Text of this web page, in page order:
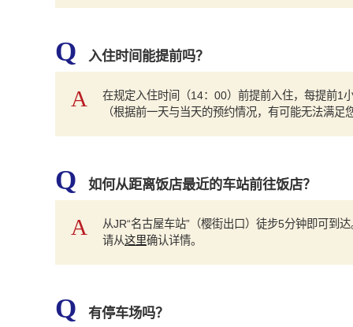
Q 入住时间能提前吗？
A
在规定入住时间（14：00）前提前入住，每提前1
（根据前一天与当天的预约情况，有可能无法满足
Q 如何从距离饭店最近的车站前往饭店？
A
从JR“名古屋车站”（樱街出口）徒步5分钟即可到达
请从这里确认详情。
Q 有停车场吗？